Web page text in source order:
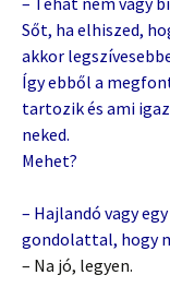
Sőt, ha elhiszed,
akkor
Így ebből a
tartozik és ami
neked.
Mehet?
– Hajlandó vagy
gondolattal, hogy
– Na jó, legyen.